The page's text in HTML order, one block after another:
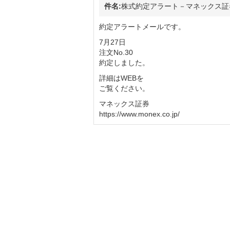
件名:株式約定アラート－マネックス
約定アラートメールです。
7月27日
注文No.30
約定しました。
詳細はWEBを
ご覧ください。
マネックス証券
https://www.monex.co.jp/